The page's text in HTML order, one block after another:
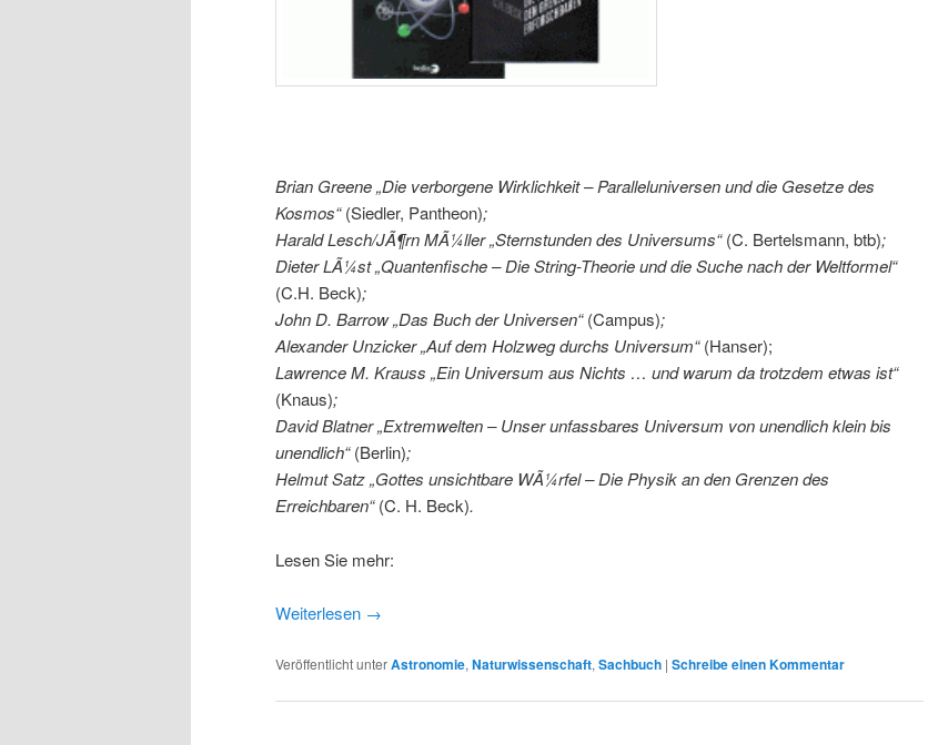
Brian Greene „Die verborgene Wirklichkeit – Paralleluniversen und die Gesetze des
Kosmos“(Siedler, Pantheon);
Harald Lesch/JÃ¶rn MÃ¼ller „Sternstunden des Universums“(C. Bertelsmann, btb);
Dieter LÃ¼st „Quantenfische – Die String-Theorie und die Suche nach der Weltformel“
(C.H. Beck);
John D. Barrow „Das Buch der Universen“(Campus);
Alexander Unzicker „Auf dem Holzweg durchs Universum“(Hanser);
Lawrence M. Krauss „Ein Universum aus Nichts … und warum da trotzdem etwas ist“
(Knaus);
David Blatner „Extremwelten – Unser unfassbares Universum von unendlich klein bis
unendlich“(Berlin);
Helmut Satz „Gottes unsichtbare WÃ¼rfel – Die Physik an den Grenzen des
Erreichbaren“(C. H. Beck).
Lesen Sie mehr:
Weiterlesen →
Veröffentlicht unterAstronomie, Naturwissenschaft, Sachbuch | Schreibe einen Kommentar